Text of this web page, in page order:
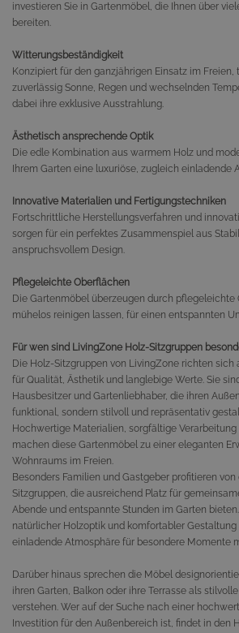
investieren Sie in Gartenmöbel, die Ihnen über
bereiten.
Witterungsbeständigkeit
Konzipiert für den ganzjährigen Einsatz im Freien,
zuverlässig Sonne, Regen und wechselnden
dabei ihre exklusive Ausstrahlung.
Ästhetisch ansprechende Optik
Die edle Kombination aus warmem Holz und
Ihrem Garten eine luxuriöse, zugleich einladende
Innovative Materialien und Fertigungstechniken
Fortschrittliche Herstellungsverfahren und
sorgen für ein perfektes Zusammenspiel aus
anspruchsvollem Design.
Pflegeleichte Oberflächen
Die Gartenmöbel überzeugen durch pflegeleichte
mühelos reinigen lassen, für einen entspannten
Für wen sind LivingZone Holz-Sitzgruppen
Die Holz-Sitzgruppen von LivingZone richten sich
für Qualität, Ästhetik und langlebige Werte. Sie
Hausbesitzer und Gartenliebhaber, die ihren
funktional, sondern stilvoll und repräsentativ
Hochwertige Materialien, sorgfältige
machen diese Gartenmöbel zu einer eleganten
Wohnraums im Freien.
Besonders Familien und Gastgeber profitieren
Sitzgruppen, die ausreichend Platz für
Abende und entspannte Stunden im Garten
natürlicher Holzoptik und komfortabler
einladende Atmosphäre für besondere Momente
Darüber hinaus sprechen die Möbel
ihren Garten, Balkon oder ihre Terrasse als
verstehen. Wer auf der Suche nach einer
Investition für den Außenbereich ist, findet in den